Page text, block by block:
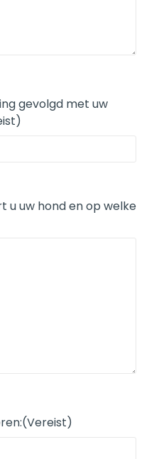
gevolgd met uw
u uw hond en op welke
(Vereist)